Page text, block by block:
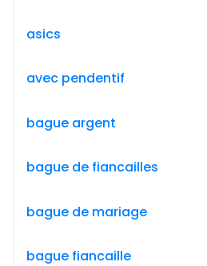
asics
avec pendentif
bague argent
bague de fiancailles
bague de mariage
bague fiancaille